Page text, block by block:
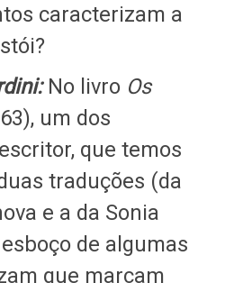
caracterizam a
No livro Os
um dos
que temos
traduções (da
e a da Sonia
de algumas
que marcam